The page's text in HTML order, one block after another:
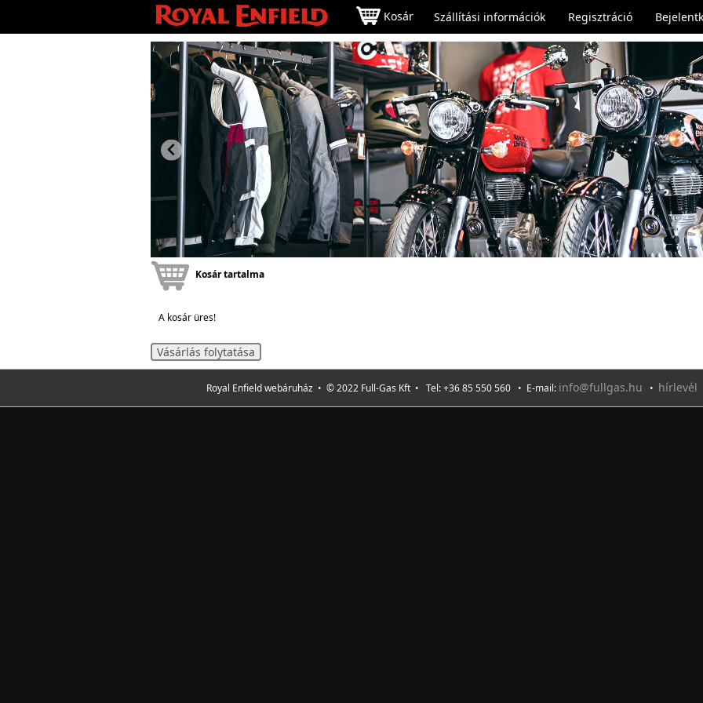
Kosár Szállítási információk Regisztráció
Kosár tartalma
A kosár üres!
Vásárlás folytatása
Royal Enfield webáruház • © 2022 Full-Gas Kft • Tel: +36 85 550 560 • E-mail: info@fullgas.hu • hírlevél